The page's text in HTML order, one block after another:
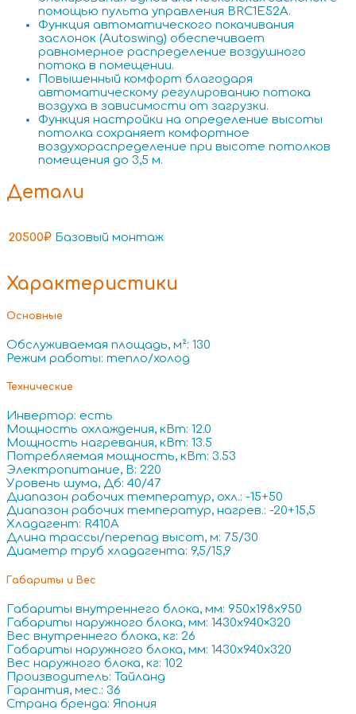
помощью пульта управления BRC1E52A.
Функция автоматического покачивания
заслонок (Autoswing) обеспечивает
равномерное распределение воздушного
потока в помещении.
Повышенный комфорт благодаря
автоматическому регулированию потока
воздуха в зависимости от загрузки.
Функция настройки на определение высоты
потолка сохраняет комфортное
воздухораспределение при высоте потолков
помещения до 3,5 м.
Детали
20500₽ Базовый монтаж
Характеристики
Основные
Обслуживаемая площадь, м²: 130
Режим работы: тепло/холод
Технические
Инвертор: есть
Мощность охлаждения, кВт: 12.0
Мощность нагревания, кВт: 13.5
Потребляемая мощность, кВт: 3.53
Электропитание, В: 220
Уровень шума, Дб: 40/47
Диапазон рабочих температур, охл.: -15+50
Диапазон рабочих температур, нагрев.: -20+15,5
Хладагент: R410A
Длина трассы/перепад высот, м: 75/30
Диаметр труб хладагента: 9,5/15,9
Габариты и Вес
Габариты внутреннего блока, мм: 950x198x950
Габариты наружного блока, мм: 1430х940×320
Вес внутреннего блока, кг: 26
Габариты наружного блока, мм: 1430x940x320
Вес наружного блока, кг: 102
Производитель: Тайланд
Гарантия, мес.: 36
Страна бренда: Япония